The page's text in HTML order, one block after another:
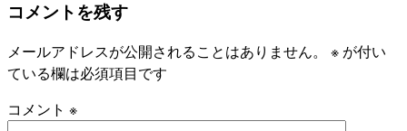
コメントを残す
メールアドレスが公開されることはありません。 ※ が付い
ている欄は必須項目です
コメント ※